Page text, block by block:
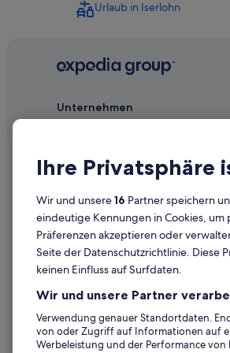
Hotels nahe Bahnhof Iserlohn
Motels in Iserlohn
Hostels in Iserlohn
Hotels mit Pool in Hemer
Ryokans in Hemer
Hotels mit Sauna in Iserlohn
Hotels mit Whirlpool in Iserlohn
Aparthotels in Iserlohn
Abenteuer in Iserlohn
Villen in Iserlohn
Landhäuser in Iserlohn
4-Sterne-Hotels in Iserlohn
Urlaub in Iserlohn
Unternehmen
Unterkunft registrieren
Affiliate Marketing
Presse
Ihre Privatsphäre
Wir und unsere16 Partner speichern
eindeutige Kennungen in Cookies,
Präferenzen akzeptieren oder
Seite der Datenschutzrichtlinie. Diese
keinen Einfluss auf Surfdaten.
Wir und unsere Partner
Verwendung genauer Standortdaten.
von oder Zugriff auf Informationen auf
Werbeleistung und der Performance